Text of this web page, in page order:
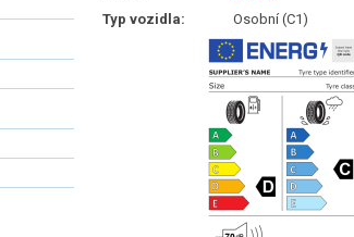
Typ vozidla:
Osobní (C1)